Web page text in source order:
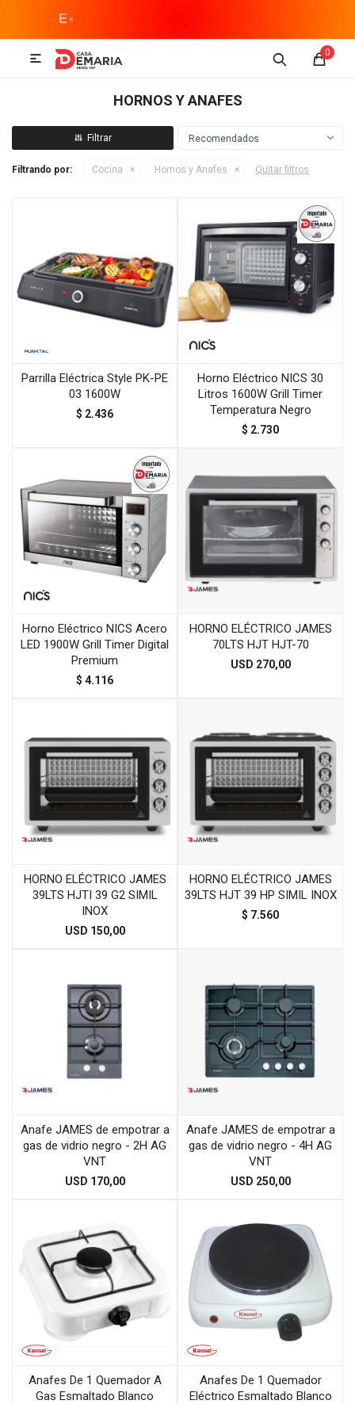
0

HORNOS Y ANAFES
Recomendados
Filtrando por: Cocina Hornos y Anafes Quitar filtros
Parrilla Eléctrica Style PK-PE
03 1600W
$ 2.436
Horno Eléctrico NICS 30
Litros 1600W Grill Timer
Temperatura Negro
$ 2.730
Horno Eléctrico NICS Acero
LED 1900W Grill Timer Digital
Premium
$ 4.116
HORNO ELÉCTRICO JAMES
70LTS HJT HJT-70
USD 270,00
HORNO ELÉCTRICO JAMES
39LTS HJTI 39 G2 SIMIL
INOX
USD 150,00
HORNO ELÉCTRICO JAMES
39LTS HJT 39 HP SIMIL INOX
$ 7.560
Anafe JAMES de empotrar a
gas de vidrio negro - 2H AG
VNT
USD 170,00
Anafe JAMES de empotrar a
gas de vidrio negro - 4H AG
VNT
USD 250,00
Anafes De 1 Quemador A
Gas Esmaltado Blanco
Anafes De 1 Quemador
Eléctrico Esmaltado Blanco
Imagen y Sonido Hogar
Televisores y accesorios